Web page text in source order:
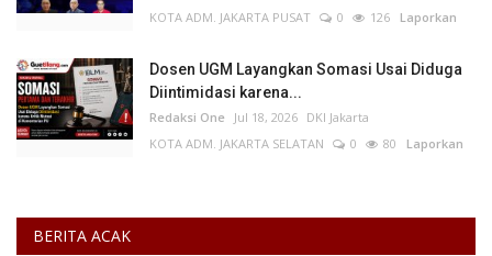
KOTA ADM. JAKARTA PUSAT
0 126 Laporkan
Dosen UGM Layangkan Somasi Usai Diduga
Diintimidasi karena...
Redaksi One Jul 18, 2026 DKI Jakarta
KOTA ADM. JAKARTA SELATAN
0 80 Laporkan
BERITA ACAK